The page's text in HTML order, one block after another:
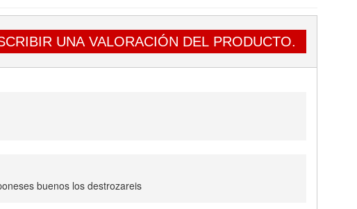
UNA VALORACIÓN DEL PRODUCTO.
buenos los destrozareis